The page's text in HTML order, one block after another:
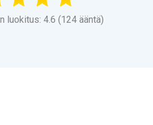
luokitus: 4.6 (124 ääntä)